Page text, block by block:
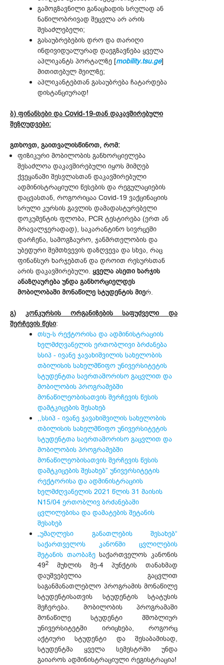
გამოგზავნილი განაცხადის სრულად ან
ნაწილობრივად შეცვლა არ არის
შესაძლებელი;
გასაუბრებების დრო და თარიღი
ინდივიდუალურად დაეგზავნება ყველა
აპლიკანტს პორტალზე [mobility.tsu.ge]
მითითებულ მეილზე;
აპლიკანტებთან გასაუბრება ჩატარდება
დისტანციურად!
ბ) ფინანსები და Covid-19-თან დაკავშირებული
შეზღუდვები:
გთხოვთ, გაითვალისწინოთ, რომ:
ფიზიკური მობილობის განხორციელება
შესაძლოა დაკავშირებული იყოს მიმღებ
ქვეყანაში შესვლასთან დაკავშირებული
ადმინისტრაციული წესების და რეგულაციების
დაცვასთან, როგორიცაა Covid-19 ვაქცინაციის
სრული კურსის გავლის დამადასტურებელი
დოკუმენტის ფლობა, PCR ტესტირება (ერთ ან
მრავალჯერადად), საკარანტინო სივრცეში
დარჩენა, სამოგზაურო, ჯანმრთელობის და
უბედური შემთხვევის დაზღვევა და სხვა, რაც
ფინანსურ ხარჯებთან და დროით რესურსთან
არის დაკავშირებული. ყველა ასეთი ხარჯის
ანაზღაურება უნდა განხორციელდეს
მობილობაში მონაწილე სტუდენტის მიერ.
გ) კონკურსის ორგანიზების საფუძველი და
შერჩევის წესი:
თსუ-ს რექტორისა და ადმინისტრაციის
ხელმძღვანელის ერთობლივი ბრძანება
სსიპ - ივანე ჯავახიშვილის სახელობის
თბილისის სახელმწიფო უნივერსიტეტის
სტუდენტთა საერთაშორისო გაცვლით და
მობილობის პროგრამებში
მონაწილეობისათვის შერჩევის წესის
დამტკიცების შესახებ
,,სსიპ - ივანე ჯავახიშვილის სახელობის
თბილისის სახელმწიფო უნივერსიტეტის
სტუდენტთა საერთაშორისო გაცვლით და
მობილობის პროგრამებში
მონაწილეობისათვის შერჩევის წესის
დამტკიცების შესახებ” უნივერსიტეტის
რექტორისა და ადმინისტრაციის
ხელმძღვანელის 2021 წლის 31 მაისის
N15/04 ერთობლივ ბრძანებაში
ცვლილებისა და დამატების შეტანის
შესახებ
„უმაღლესი განათლების შესახებ“
საქართველოს კანონში ცვლილების
შეტანის თაობაზესაქართველოს კანონის
492
მუხლის მე-4 პუნქტის თანახმად
დაუშვებელია გაცვლით
საგანმანათლებლო პროგრამის მონაწილე
სტუდენტისათვის სტუდენტის სტატუსის
შეჩერება. მობილობის პროგრამაში
მონაწილე სტუდენტი მშობლიურ
უნივერსიტეტში ირიცხება, როგორც
აქტიური სტუდენტი და შესაბამისად,
სტუდენტმა ყველა სემესტრში უნდა
გაიაროს ადმინისტრაციული რეგისტრაცია!